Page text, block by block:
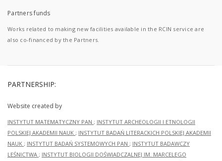
Partners funds
Works related to making new facilities available in the RCIN service are
also co-financed by the Partners.
PARTNERSHIP:
Website created by
INSTYTUT MATEMATYCZNY PAN ; INSTYTUT ARCHEOLOGII I ETNOLOGII
POLSKIEJ AKADEMII NAUK ; INSTYTUT BADAŃ LITERACKICH POLSKIEJ AKADEMII
NAUK ; INSTYTUT BADAŃ SYSTEMOWYCH PAN ; INSTYTUT BADAWCZY
LEŚNICTWA ; INSTYTUT BIOLOGII DOŚWIADCZALNEJ IM. MARCELEGO